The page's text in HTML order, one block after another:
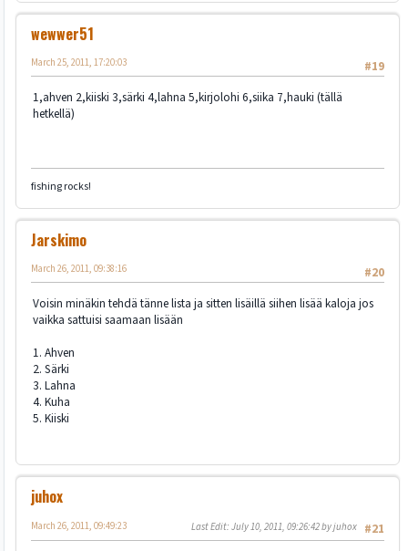
wewwer51
#19
March 25, 2011, 17:20:03
1,ahven 2,kiiski 3,särki 4,lahna 5,kirjolohi 6,siika 7,hauki (tällä
hetkellä)
fishing rocks!
Jarskimo
#20
March 26, 2011, 09:38:16
Voisin minäkin tehdä tänne lista ja sitten lisäillä siihen lisää kaloja jos
vaikka sattuisi saamaan lisään
1. Ahven
2. Särki
3. Lahna
4. Kuha
5. Kiiski
juhox
#21
March 26, 2011, 09:49:23 Last Edit: July 10, 2011, 09:26:42 by juhox